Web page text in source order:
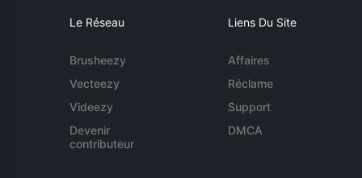
Le Réseau
Brusheezy
Vecteezy
Videezy
Devenir
contributeur
Liens Du Site
Affaires
Réclame
Support
DMCA